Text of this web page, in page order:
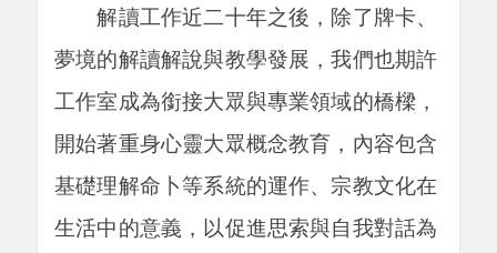
解讀工作近二十年之後，除了牌卡、
夢境的解讀解說與教學發展，我們也期許
工作室成為銜接大眾與專業領域的橋樑，
開始著重身心靈大眾概念教育，內容包含
基礎理解命卜等系統的運作、宗教文化在
生活中的意義，以促進思索與自我對話為